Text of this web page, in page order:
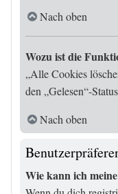
Nach oben
Wozu ist die
„Alle Cookies
den „Gelesen“-
Nach oben
Wie kann ich